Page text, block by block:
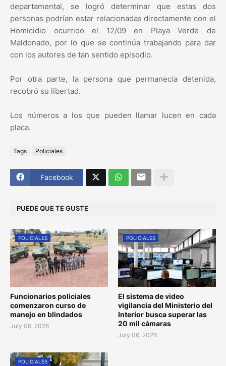
departamental, se logró determinar que estas dos
personas podrían estar relacionadas directamente con el
Homicidio ocurrido el 12/09 en Playa Verde de
Maldonado, por lo que se continúa trabajando para dar
con los autores de tan sentido episodio.
Por otra parte, la persona que permanecía detenida,
recobró su libertad.
Los números a los que pueden llamar lucen en cada
placa.
Tags Policiales
Facebook
PUEDE QUE TE GUSTE
POLICIALES
Funcionarios policiales
comenzaron curso de
manejo en blindados
July 06, 2026
POLICIALES
El sistema de video
vigilancia del Ministerio del
Interior busca superar las
20 mil cámaras
July 06, 2026
POLICIALES